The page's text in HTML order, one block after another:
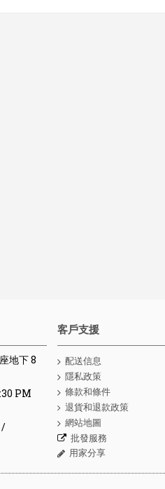
地下 8
PM
/
客戶支援
配送信息
隱私政策
條款和條件
退貨和退款政策
網站地圖
批發服務
用家分享